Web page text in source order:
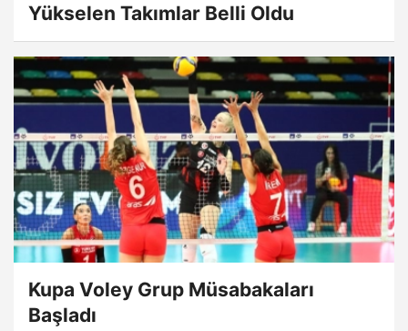
Yükselen Takımlar Belli Oldu
Kupa Voley Grup Müsabakaları
Başladı